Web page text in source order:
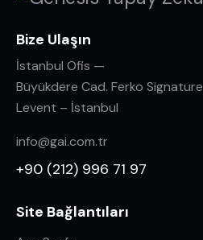
Bize Ulaşın
İstanbul Ofis —
Büyükdere Cad. Ferko Signature
Levent – İstanbul
info@gai.com.tr
+90 (212) 996 71 97
Site Bağlantıları